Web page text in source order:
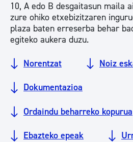
10, A edo B desgaitasun maila
zure ohiko etxebizitzaren
plaza baten erreserba behar
egiteko aukera duzu.
Norentzat Noiz
Dokumentazioa
Ordaindu beharreko kopurua
Ebazteko epeak